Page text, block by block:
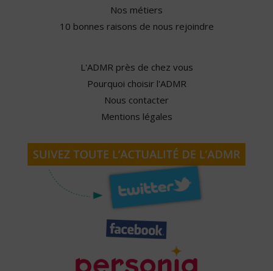
Nos métiers
10 bonnes raisons de nous rejoindre
L'ADMR près de chez vous
Pourquoi choisir l'ADMR
Nous contacter
Mentions légales